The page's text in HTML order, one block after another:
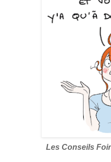
Les Conseils